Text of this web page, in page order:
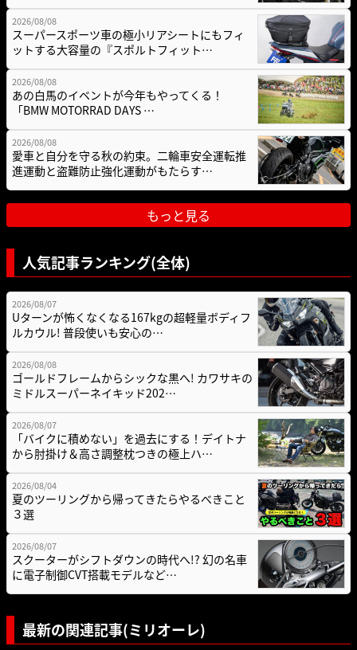
2026/08/08
スーパースポーツ車の極小リアシートにもフィ
ットする大容量の『スポルトフィット…
2026/08/08
あの白馬のイベントが今年もやってくる！
「BMW MOTORRAD DAYS …
2026/08/08
愛車と自分を守る秋の約束。二輪車安全運転推
進運動と盗難防止強化運動がもたらす…
もっと見る
人気記事ランキング(全体)
2026/08/07
Uターンが怖くなくなる167kgの超軽量ボディフ
ルカウル! 普段使いも安心の…
2026/08/08
ゴールドフレームからシックな黒へ! カワサキの
ミドルスーパーネイキッド202…
2026/08/07
「バイクに積めない」を過去にする！デイトナ
から肘掛け＆高さ調整枕つきの極上ハ…
2026/08/04
夏のツーリングから帰ってきたらやるべきこと
３選
2026/08/07
スクーターがシフトダウンの時代へ!? 幻の名車
に電子制御CVT搭載モデルなど…
最新の関連記事(ミリオーレ)